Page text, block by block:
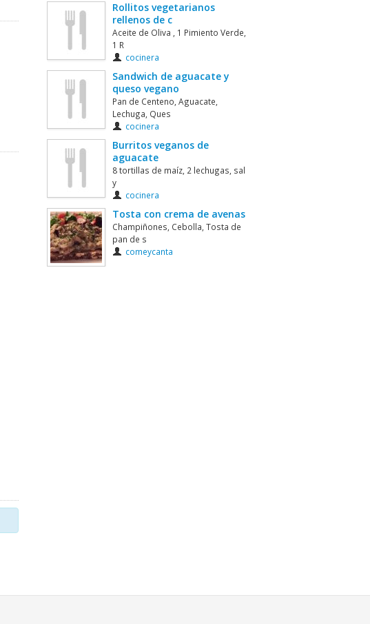
Rollitos vegetarianos
rellenos de c
Aceite de Oliva , 1 Pimiento Verde,
1 R
cocinera
Sandwich de aguacate y
queso vegano
Pan de Centeno, Aguacate,
Lechuga, Ques
cocinera
Burritos veganos de
aguacate
8 tortillas de maíz, 2 lechugas, sal
y
cocinera
Tosta con crema de avenas
Champiñones, Cebolla, Tosta de
pan de s
comeycanta